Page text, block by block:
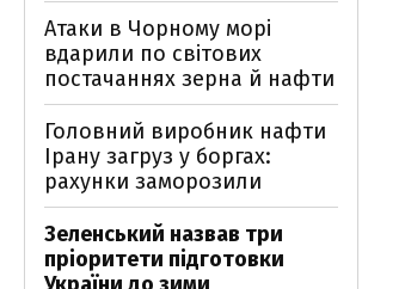
Атаки в Чорному морі
вдарили по світових
постачаннях зерна й нафти
Головний виробник нафти
Ірану загруз у боргах:
рахунки заморозили
Зеленський назвав три
пріоритети підготовки